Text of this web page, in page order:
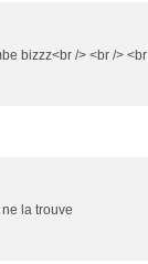
bizzz<br /> <br /> <br
la trouve